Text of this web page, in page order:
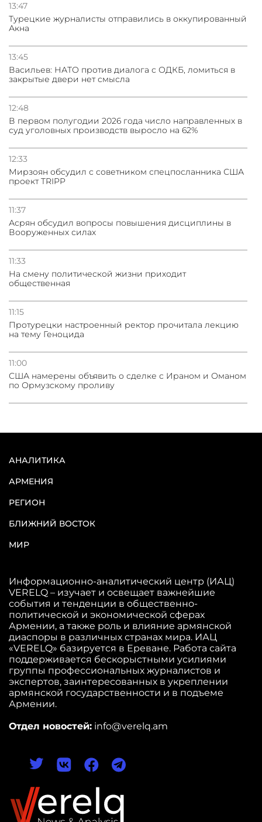
13:47
Турецкие журналисты отправились в оккупированный
Акна
13:45
Васильев: НАТО против диалога с ОДКБ, ломиться в
закрытые двери нет смысла
12:48
В первом полугодии 2026 года число направленных в
суд уголовных производств выросло на 62%
12:33
Мирзоян обсудил с советником спецпосланника США
проект TRIPP
11:37
Асрян обсудил вопросы повышения дисциплины в
Вооруженных силах
11:33
На смену политической жизни приходит
общественная
11:15
Протурецки настроенный ректор прочитала лекцию
на тему Геноцида
11:00
США намерены объявить о сделке с Ираном и Оманом
по Ормузскому проливу
АНАЛИТИКА
АРМЕНИЯ
РЕГИОН
БЛИЖНИЙ ВОСТОК
МИР
Информационно-аналитический центр (ИАЦ)
VERELQ – изучает и освещает важнейшие
события и тенденции в общественно-
политической и экономической сферах
Армении, а также роль и влияние армянской
диаспоры в различных странах мира. ИАЦ
«VERELQ» базируется в Ереване. Работа сайта
поддерживается бескорыстными усилиями
группы профессиональных журналистов и
экспертов, заинтересованных в укреплении
армянской государственности и в подъеме
Армении.
Отдел новостей: info@verelq.am